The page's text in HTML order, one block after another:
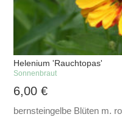
Helenium 'Rauchtopas'
Sonnenbraut
6,00€
bernsteingelbe Blüten m.